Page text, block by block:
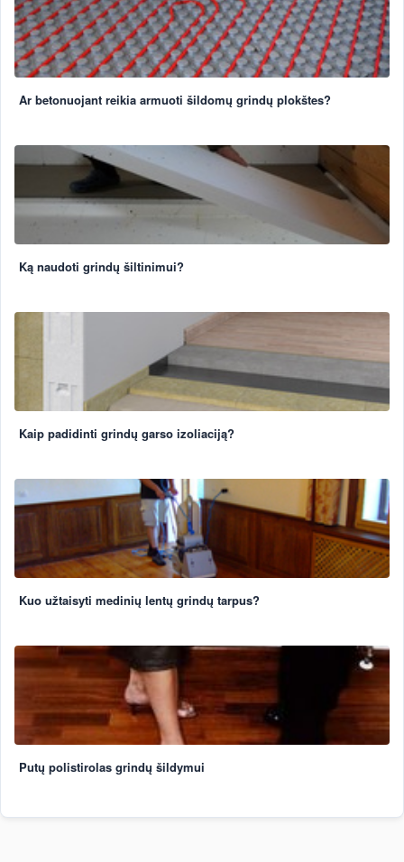
Ar betonuojant reikia armuoti šildomų grindų plokštes?
Ką naudoti grindų šiltinimui?
Kaip padidinti grindų garso izoliaciją?
Kuo užtaisyti medinių lentų grindų tarpus?
Putų polistirolas grindų šildymui